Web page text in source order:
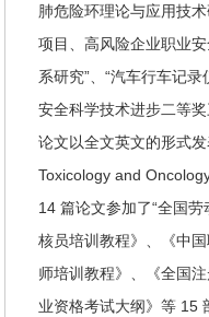
肺危险环理论与应用技
项目、高风险企业职业
系研究”、“汽车行车记
安全科学技术进步二等
论文以全文英文的形式
Toxicology and
14 篇论文参加了“全国
核员培训教程》、《中
师培训教程》、《全国
业资格考试大纲》等